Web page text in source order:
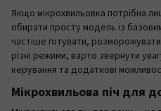
Якщо мікрохвильовка потрібна
обирати просту модель із
частіше готувати,
різні режими, варто звернути
керування та додаткові
Мікрохвильова піч для